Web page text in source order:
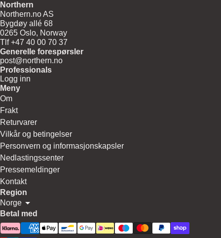
Northern
Northern.no AS
Bygdøy allé 68
0265 Oslo, Norway
Tlf +47 40 00 70 37
Generelle forespørsler
post@northern.no
Professionals
Logg inn
Meny
Om
Frakt
Returvarer
Vilkår og betingelser
Personvern og informasjonskapsler
Nedlastingssenter
Pressemeldinger
Kontakt
Region
Norge
Betal med